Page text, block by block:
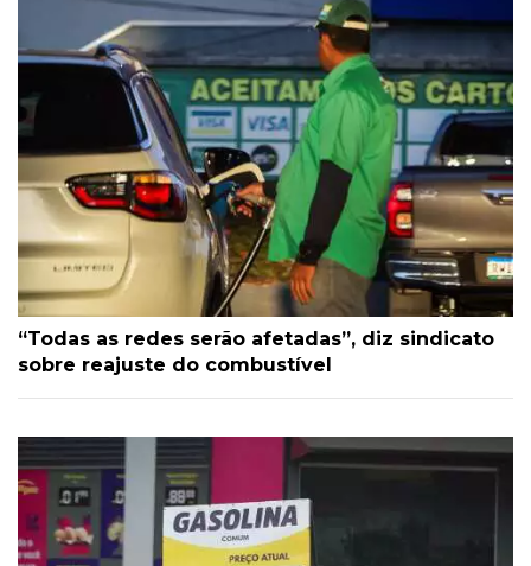
“Todas as redes serão afetadas”, diz sindicato
sobre reajuste do combustível